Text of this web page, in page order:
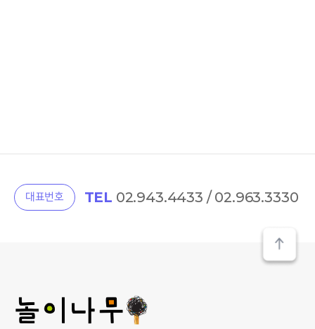
대표번호 TEL 02.943.4433 / 02.963.3330